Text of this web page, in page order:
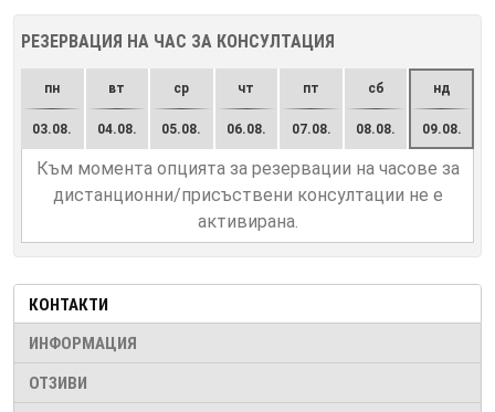
РЕЗЕРВАЦИЯ НА ЧАС ЗА КОНСУЛТАЦИЯ
пн
03.08.
вт
04.08.
ср
05.08.
чт
06.08.
пт
07.08.
сб
08.08.
нд
09.08.
Към момента опцията за резервации на часове за
дистанционни/присъствени консултации не е
активирана.
КОНТАКТИ
ИНФОРМАЦИЯ
ОТЗИВИ